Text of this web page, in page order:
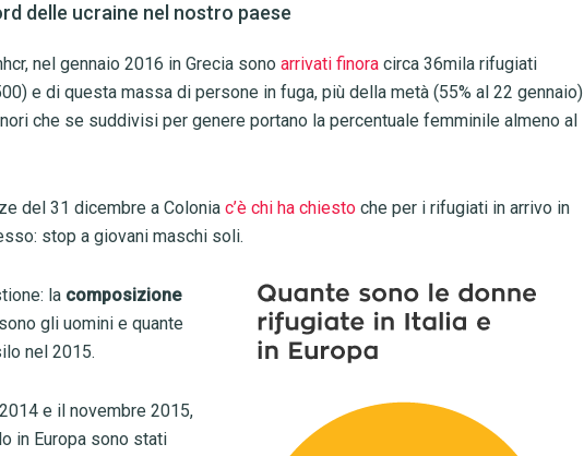
delle ucraine nel nostro paese
nel gennaio 2016 in Grecia sono arrivati finora circa 36mila rifugiati
e di questa massa di persone in fuga, più della metà (55% al 22 gennaio)
che se suddivisi per genere portano la percentuale femminile almeno al
del 31 dicembre a Colonia c’è chi ha chiesto che per i rifugiati in arrivo in
stop a giovani maschi soli.
la composizione
gli uomini e quante
nel 2015.
e il novembre 2015,
in Europa sono stati